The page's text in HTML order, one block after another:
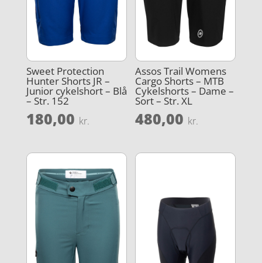
Sweet Protection
Hunter Shorts JR –
Junior cykelshort – Blå
– Str. 152
180,00 kr.
Assos Trail Womens
Cargo Shorts – MTB
Cykelshorts – Dame –
Sort – Str. XL
480,00 kr.